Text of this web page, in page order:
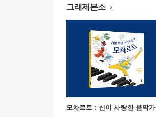
그래제본소
모차르트 : 신이 사랑한 음악가